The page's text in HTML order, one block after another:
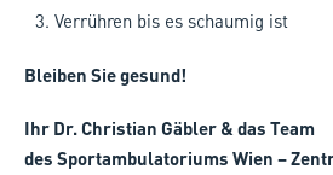
Verrühren bis es schaumig ist
Bleiben Sie gesund!
Ihr Dr. Christian Gäbler & das Team
des Sportambulatoriums Wien –